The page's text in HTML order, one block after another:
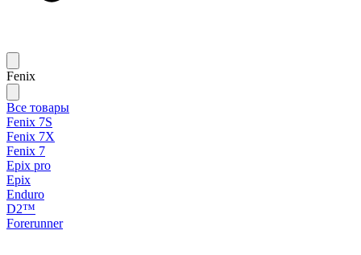
Fenix
Все товары
Fenix 7S
Fenix 7X
Fenix 7
Epix pro
Epix
Enduro
D2™
Forerunner